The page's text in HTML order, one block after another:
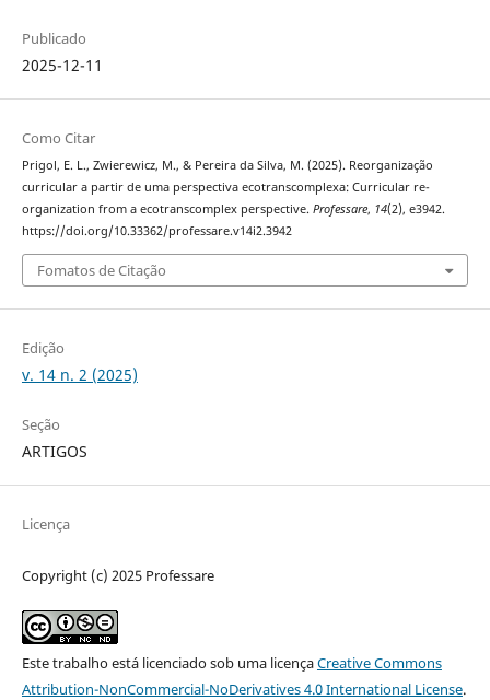
Publicado
2025-12-11
Como Citar
Prigol, E. L., Zwierewicz, M., & Pereira da Silva, M. (2025). Reorganização
curricular a partir de uma perspectiva ecotranscomplexa: Curricular re-
organization from a ecotranscomplex perspective. Professare, 14(2), e3942.
https://doi.org/10.33362/professare.v14i2.3942
Fomatos de Citação
Edição
v. 14 n. 2 (2025)
Seção
ARTIGOS
Licença
Copyright (c) 2025 Professare
Este trabalho está licenciado sob uma licençaCreative Commons
Attribution-NonCommercial-NoDerivatives 4.0 International License.